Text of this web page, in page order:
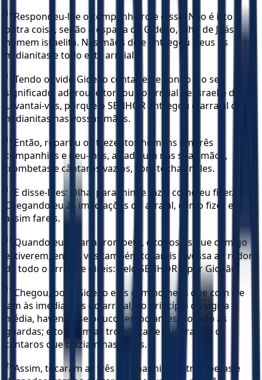
14 Respondeu-lhe o companheiro e disse: Não é isto
outra coisa, senão a espada de Gideão, filho de Joás,
homem israelita. Nas mãos dele entregou Deus os
midianitas e todo este arraial.
15 Tendo ouvido Gideão contar este sonho e o seu
significado, adorou; e tornou ao arraial de Israel e disse:
Levantai-vos, porque o SENHOR entregou o arraial dos
midianitas nas vossas mãos.
16 Então, repartiu os trezentos homens em três
companhias e deu-lhes, a cada um nas suas mãos,
trombetas e cântaros vazios, com tochas neles.
17 E disse-lhes: Olhai para mim e fazei como eu fizer.
Chegando eu às imediações do arraial, como fizer eu,
assim fareis.
18 Quando eu tocar a trombeta, e todos os que comigo
estiverem, então, vós também tocareis a vossa ao redor
de todo o arraial e direis: Pelo SENHOR e por Gideão!
19 Chegou, pois, Gideão e os cem homens que com ele
iam às imediações do arraial, ao princípio da vigília
média, havendo-se pouco tempo antes trocado as
guardas; e tocaram as trombetas e quebraram os
cântaros que traziam nas mãos.
20 Assim, tocaram as três companhias as trombetas e